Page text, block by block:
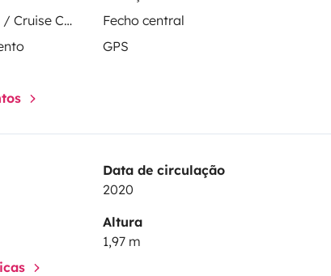
Regulador de velocidade / Cruise Control
Fecho central
GPS
Data de circulação
2020
Altura
1,97 m